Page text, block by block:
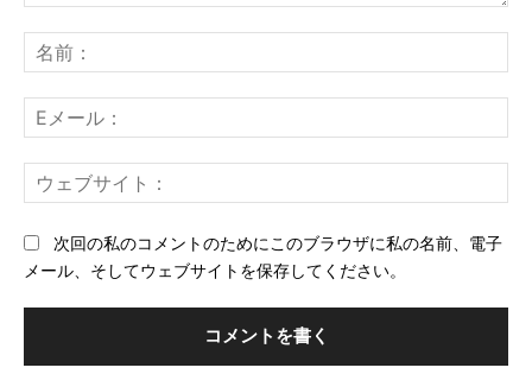
ン
ト：
前
メ
ー
ェ
次回の私のコメントのためにこのブラウザに私の名前、電子
メール、そしてウェブサイトを保存してください。